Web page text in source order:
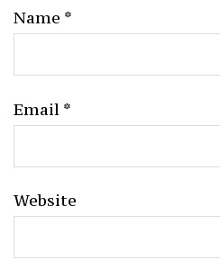
Name *
Email *
Website